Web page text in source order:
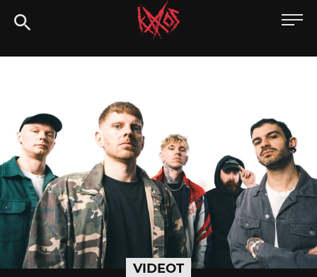
Siirry
suoraan
Kaaoszine
VIDEOT